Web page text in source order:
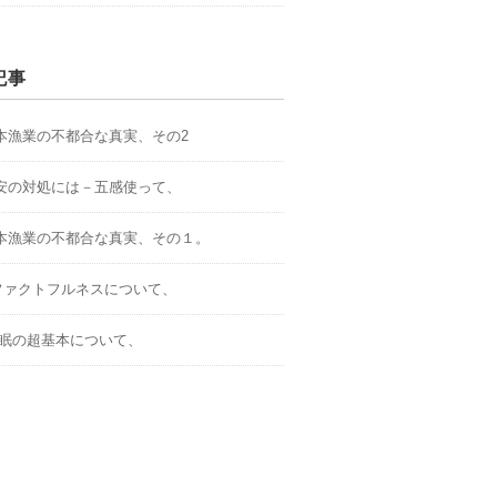
事
漁業の不都合な真実、その2
の対処には－五感使って、
漁業の不都合な真実、その１。
クトフルネスについて、
の超基本について、